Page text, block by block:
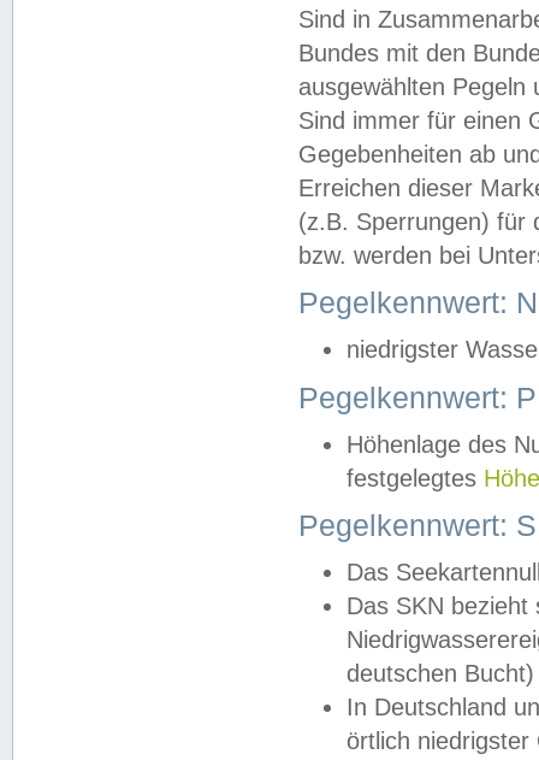
Sind in
Bundes mit den
ausgewählten
Sind immer für einen
Gegebenheiten ab
Erreichen dieser
(z.B. Sperrungen) für
bzw. werden bei
Pegelkennwert:
niedrigster
Pegelkennwert:
Höhenlage des
festgelegtes
Pegelkennwert:
Das
Das SKN
deutschen
In Deutschland
örtlich